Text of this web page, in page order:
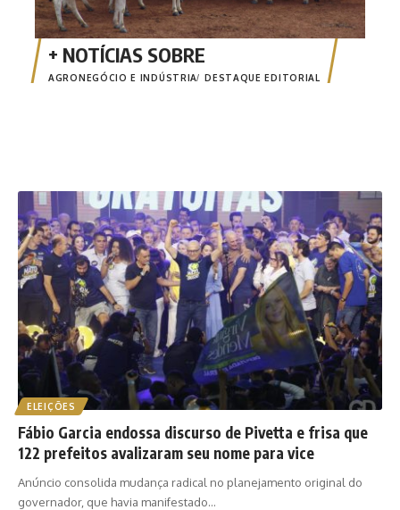
AGRONEGÓCIO E INDÚSTRIA DESTAQUE EDITORIAL
ELEIÇÕES
Fábio Garcia endossa discurso de Pivetta e frisa que
122 prefeitos avalizaram seu nome para vice
Anúncio consolida mudança radical no planejamento original do
governador, que havia manifestado…